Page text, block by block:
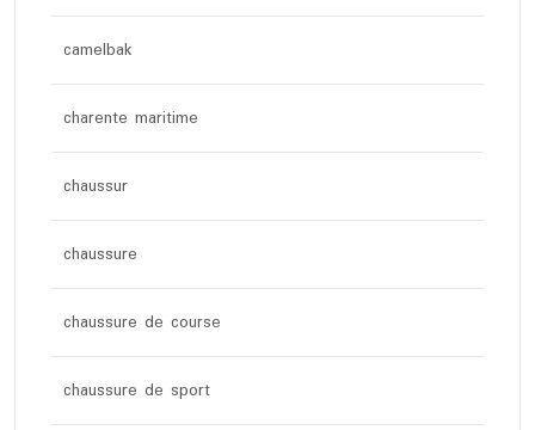
camelbak
charente maritime
chaussur
chaussure
chaussure de course
chaussure de sport